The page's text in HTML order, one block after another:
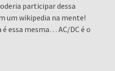
participar dessa
um wikipedia na mente!
essa mesma… AC/DC é o